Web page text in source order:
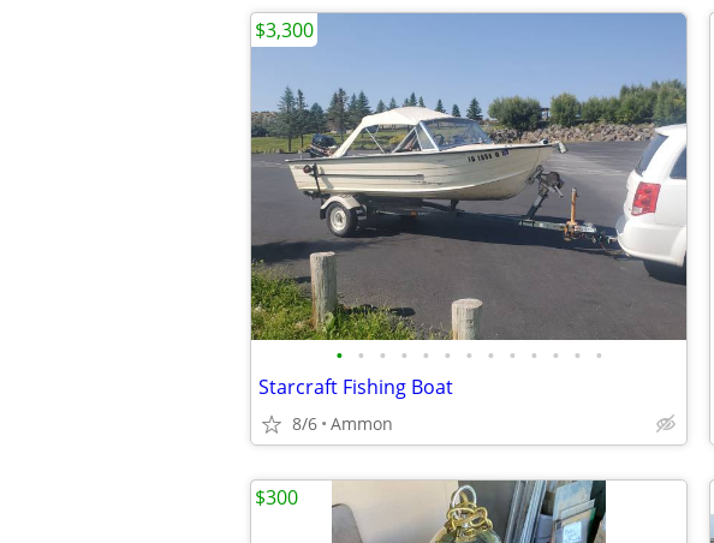
• • • • • • • • • • • • •
Starcraft Fishing Boat
8/6 Ammon
$3,300
$300